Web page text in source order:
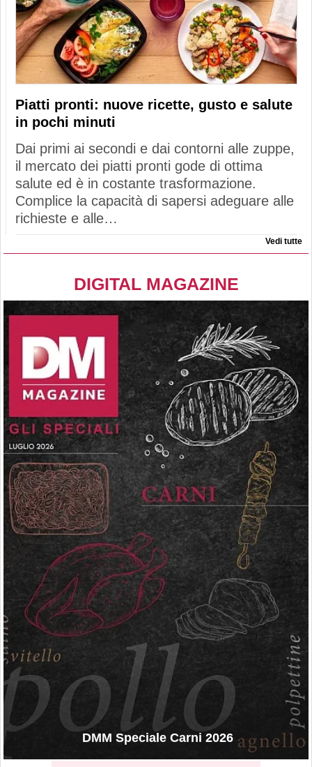
Piatti pronti: nuove ricette, gusto e salute
in pochi minuti
Dai primi ai secondi e dai contorni alle zuppe,
il mercato dei piatti pronti gode di ottima
salute ed è in costante trasformazione.
Complice la capacità di sapersi adeguare alle
richieste e alle…
Vedi tutte
DIGITAL MAGAZINE
DMM Speciale Carni 2026